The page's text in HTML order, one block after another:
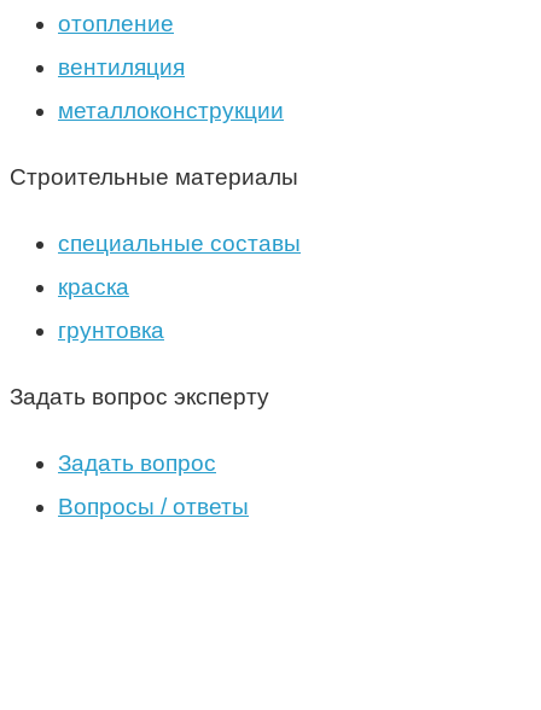
отопление
вентиляция
металлоконструкции
Строительные материалы
специальные составы
краска
грунтовка
Задать вопрос эксперту
Задать вопрос
Вопросы / ответы